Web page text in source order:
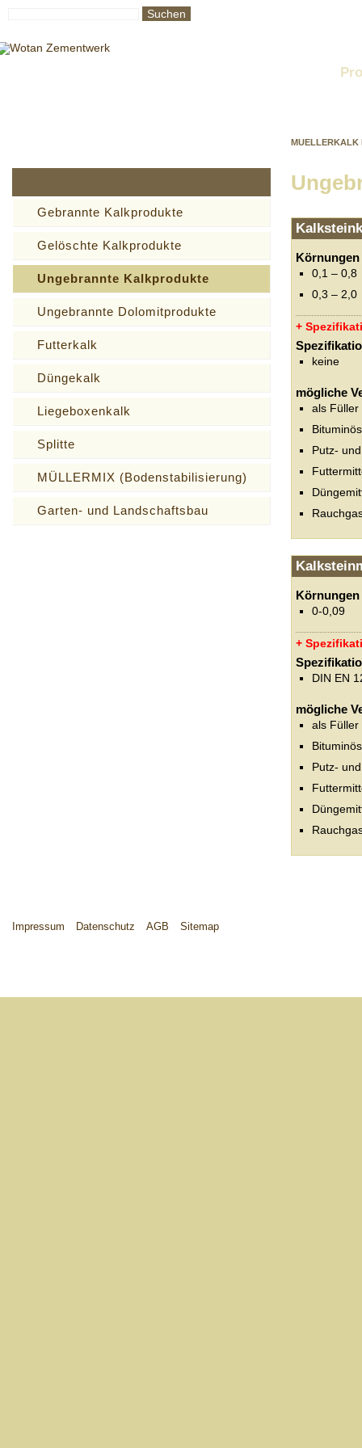
Suchen
MUELLERKALK
0,1 – 0,8
0,3 – 2,0
keine
mögliche
als Füller
Putz-
0-0,09
DIN EN
mögliche
als Füller
Putz-
Gebrannte Kalkprodukte
Gelöschte Kalkprodukte
Ungebrannte Kalkprodukte
Ungebrannte Dolomitprodukte
Futterkalk
Düngekalk
Liegeboxenkalk
Splitte
MÜLLERMIX (Bodenstabilisierung)
Garten- und Landschaftsbau
Impressum Datenschutz AGB Sitemap